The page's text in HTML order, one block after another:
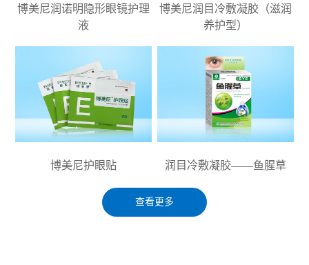
博美尼润诺明隐形眼镜护理
液
博美尼润目冷敷凝胶（滋润
养护型）
博美尼护眼贴 润目冷敷凝胶——鱼腥草
查看更多